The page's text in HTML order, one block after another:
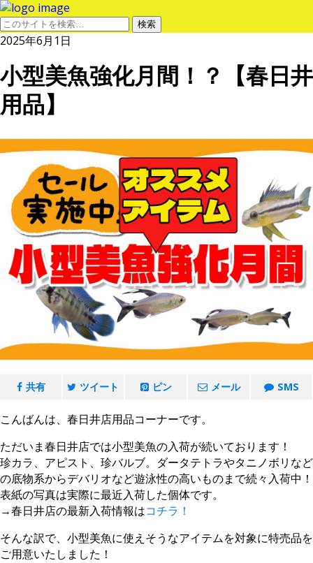
2025年6月1日
小型美魚強化月間！？【春日井
用品】
共有 ツイート ピン メール SMS
こんばんは、春日井店用品コーナーです。
ただいま春日井店では小型美魚の入荷が続いております！
珍カラ、アピスト、珍バルブ。ダータテトラやタニノボリなど
の底物系からデバリオなど遊泳性の高いものまで続々入荷中！
表紙の写真は実際に最近入荷した個体です。
→春日井店の最新入荷情報はコチラ！
そんな訳で、小型美魚に使えそうなアイテムを対象に特売品を
ご用意いたしました！